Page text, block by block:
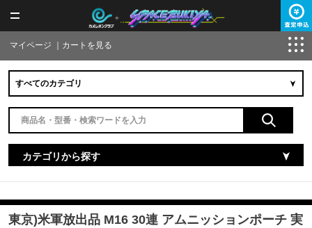
マイページ カートを見る
カテゴリから探す
東京)米軍放出品 M16 30連 アムニッションポーチ 実